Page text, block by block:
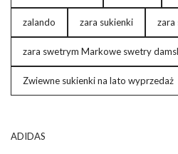
zalando zara sukienki zara
zara swetrym Markowe swetry
Zwiewne sukienki na lato wyprzedaż
ADIDAS